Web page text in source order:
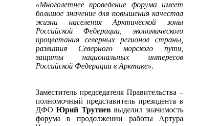
«Многолетнее проведение форума имеет
большое значение для повышения качества
жизни населения Арктической зоны
Российской Федерации, экономического
процветания северных регионов страны,
развития Северного морского пути,
защиты национальных интересов
Российской Федерации в Арктике».
Заместитель председателя Правительства –
полномочный представитель президента в
ДФОЮрий Трутневвыделил значимость
форума в продолжении работы Артура